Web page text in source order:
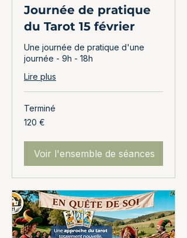
Journée de pratique
du Tarot 15 février
Une journée de pratique d'une
journée - 9h - 18h
Lire plus
Terminé
120
euros
120 €
Voir l'ensemble de séances